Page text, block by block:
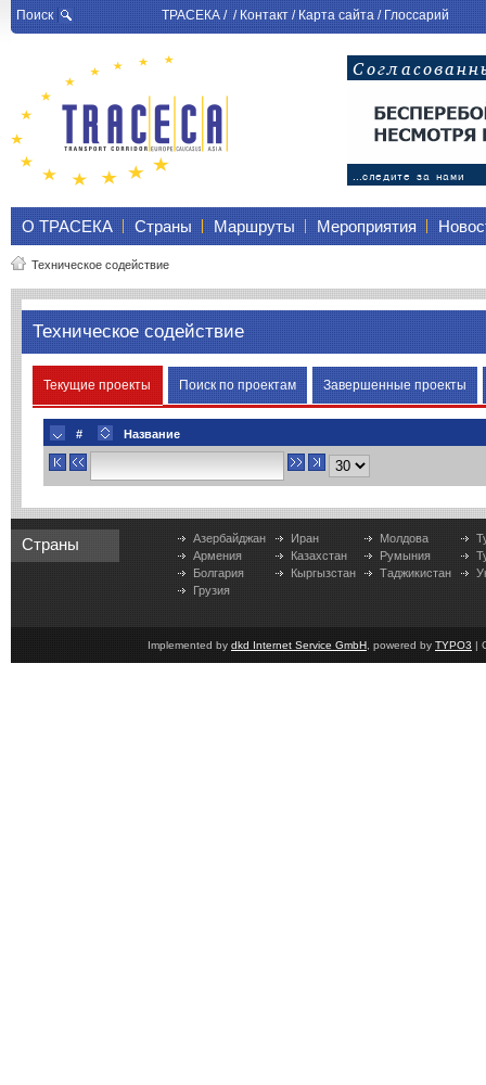
Поиск ТРАСЕКА/ /Контакт/Карта сайта/Глоссарий
О ТРАСЕКА Страны Маршруты Мероприятия
Техническое содействие
Техническое содействие
Текущие проекты Поиск по проектам Завершенные проекты
# Название
Страны
Азербайджан
Армения
Болгария
Грузия
Иран
Казахстан
Кыргызстан
Молдова
Румыния
Таджикистан
Implemented by dkd Internet Service GmbH , powered by TYPO3 |